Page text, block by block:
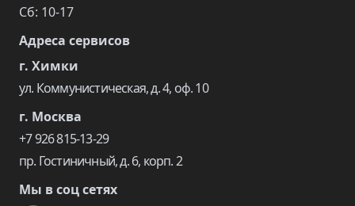
Сб: 10-17
Адреса сервисов
г. Химки
ул. Коммунистическая, д. 4, оф. 10
г. Москва
+7 926 815-13-29
пр. Гостиничный, д. 6, корп. 2
Мы в соц сетях